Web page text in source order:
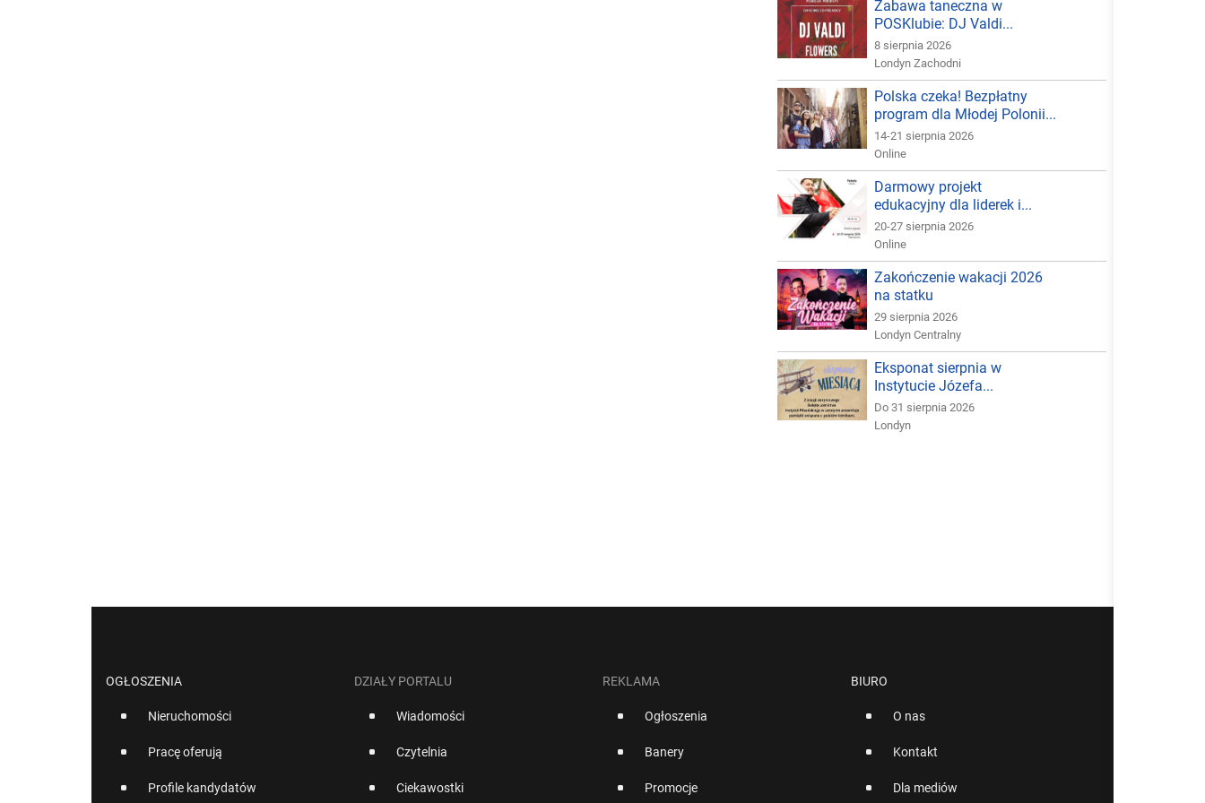
Zabawa taneczna w
POSKlubie: DJ Valdi...
8 sierpnia 2026
Londyn Zachodni
Polska czeka! Bezpłatny
program dla Młodej Polonii...
14-21 sierpnia 2026
Online
Darmowy projekt
edukacyjny dla liderek i...
20-27 sierpnia 2026
Online
Zakończenie wakacji 2026
na statku
29 sierpnia 2026
Londyn Centralny
Eksponat sierpnia w
Instytucie Józefa...
Do 31 sierpnia 2026
Londyn
OGŁOSZENIA
Nieruchomości
Pracę oferują
Profile kandydatów
DZIAŁY PORTALU
Wiadomości
Czytelnia
Ciekawostki
REKLAMA
Ogłoszenia
Banery
Promocje
BIURO
O nas
Kontakt
Dla mediów